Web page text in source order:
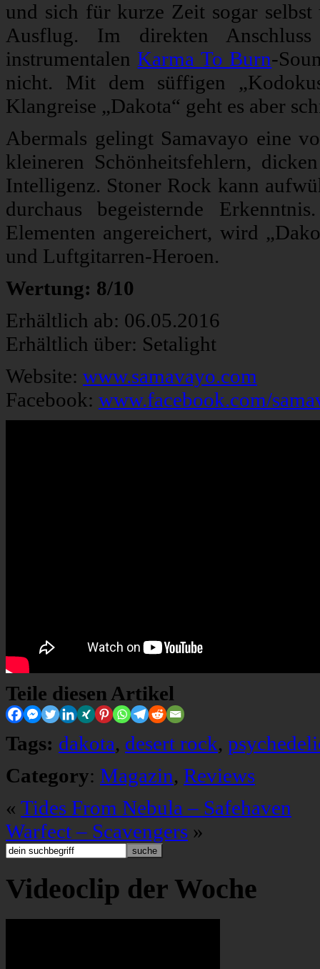
und sich für kurze Zeit sogar selbst
Ausflug. Im direkten
instrumentalenKarma To Burn-
nicht. Mit dem süffigen
Klangreise „Dakota“ geht es aber
Abermals gelingt Samavayo eine
kleineren Schönheitsfehlern,
Intelligenz. Stoner Rock kann
durchaus begeisternde
Elementen angereichert, wird
und Luftgitarren-Heroen.
Wertung: 8/10
Erhältlich ab: 06.05.2016
Erhältlich über: Setalight
Website: www.samavayo.com
Facebook: www.facebook.com/
Teile diesen Artikel
Tags: dakota, desert rock,
Category: Magazin, Reviews
« Tides From Nebula – Safehaven
Warfect – Scavengers »
Videoclip der Woche